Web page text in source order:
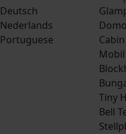
Deutsch
Nederlands
Portuguese
Tiny
Bell